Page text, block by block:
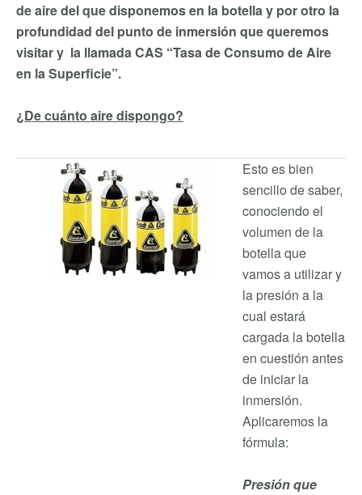
de aire del que disponemos en la botella y por otro la
profundidad del punto de inmersión que queremos
visitar y la llamada CAS “Tasa de Consumo de Aire
en la Superficie”.
¿De cuánto aire dispongo?
Esto es bien
sencillo de saber,
conociendo el
volumen de la
botella que
vamos a utilizar y
la presión a la
cual estará
cargada la botella
en cuestión antes
de iniciar la
inmersión.
Aplicaremos la
fórmula:
Presión que